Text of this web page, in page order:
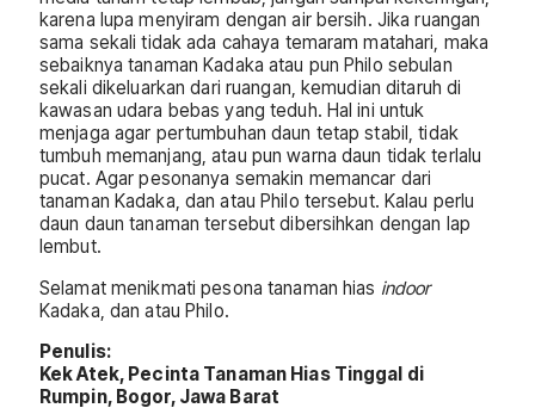
karena lupa menyiram dengan air bersih. Jika ruangan
sama sekali tidak ada cahaya temaram matahari, maka
sebaiknya tanaman Kadaka atau pun Philo sebulan
sekali dikeluarkan dari ruangan, kemudian ditaruh di
kawasan udara bebas yang teduh. Hal ini untuk
menjaga agar pertumbuhan daun tetap stabil, tidak
tumbuh memanjang, atau pun warna daun tidak terlalu
pucat. Agar pesonanya semakin memancar dari
tanaman Kadaka, dan atau Philo tersebut. Kalau perlu
daun daun tanaman tersebut dibersihkan dengan lap
lembut.
Selamat menikmati pesona tanaman hias indoor
Kadaka, dan atau Philo.
Penulis:
Kek Atek, Pecinta Tanaman Hias Tinggal di
Rumpin, Bogor, Jawa Barat